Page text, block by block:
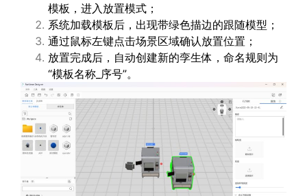
模板，进入放置模式；
系统加载模板后，出现带绿色描边的跟随模型；
通过鼠标左键点击场景区域确认放置位置；
放置完成后，自动创建新的孪生体，命名规则为
“模板名称_序号”。